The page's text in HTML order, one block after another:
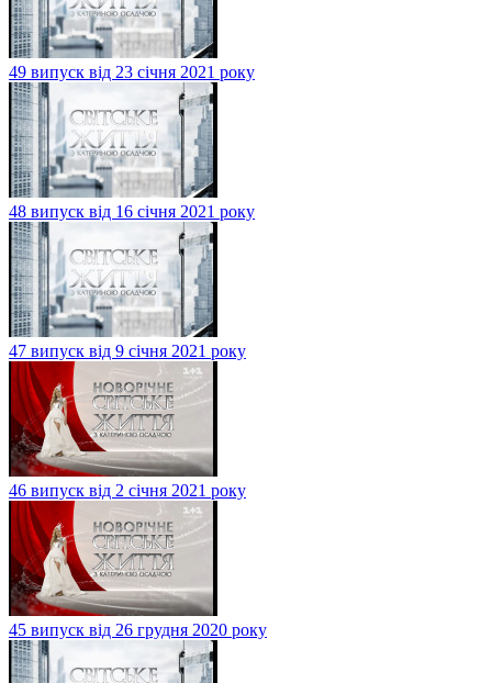
49 випуск від 23 січня 2021 року
48 випуск від 16 січня 2021 року
47 випуск від 9 січня 2021 року
46 випуск від 2 січня 2021 року
45 випуск від 26 грудня 2020 року